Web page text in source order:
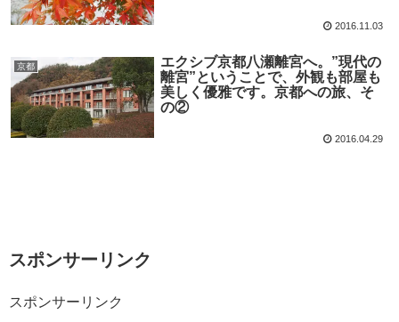
2016.11.03
京都
エクシブ京都八瀬離宮へ。”現代の
離宮”ということで、外観も部屋も
美しく優雅です。京都への旅、そ
の②
2016.04.29
スポンサーリンク
スポンサーリンク